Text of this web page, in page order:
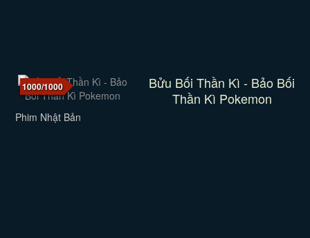
1000/1000
Bửu Bối Thần Kì - Bảo Bối
Thần Kì Pokemon
Phim Nhật Bản